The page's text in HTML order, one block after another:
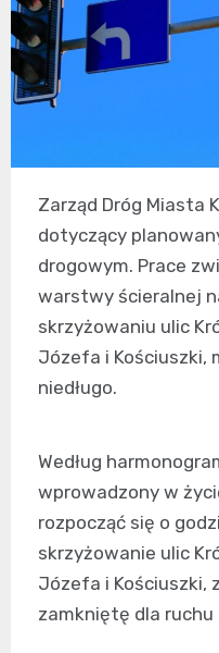
Zarząd Dróg Miasta
dotyczący
drogowym. Prace
warstwy ścieralnej
skrzyżowaniu ulic
Józefa i Kościuszki,
niedługo.
Według
wprowadzony w
rozpocząć się o
skrzyżowanie ulic
Józefa i Kościuszki,
zamkniętę dla